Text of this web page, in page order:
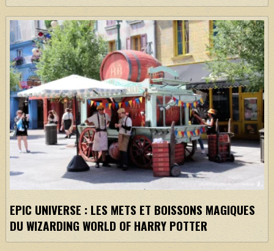
EPIC UNIVERSE : LES METS ET BOISSONS MAGIQUES
DU WIZARDING WORLD OF HARRY POTTER